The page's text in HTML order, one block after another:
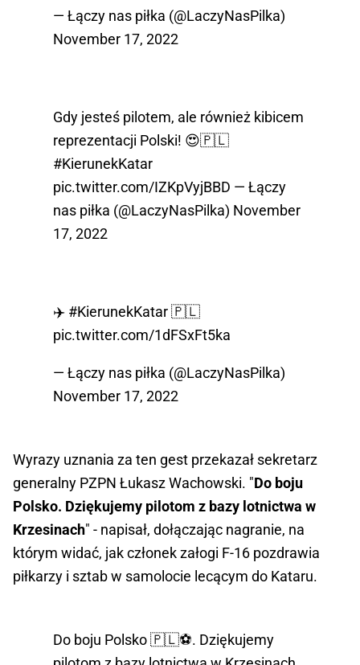
— Łączy nas piłka (@LaczyNasPilka)
November 17, 2022
Gdy jesteś pilotem, ale również kibicem
reprezentacji Polski! 😍🇵🇱
#KierunekKatar
pic.twitter.com/IZKpVyjBBD — Łączy
nas piłka (@LaczyNasPilka) November
17, 2022
✈️ #KierunekKatar🇵🇱
pic.twitter.com/1dFSxFt5ka
— Łączy nas piłka (@LaczyNasPilka)
November 17, 2022
Wyrazy uznania za ten gest przekazał sekretarz
generalny PZPN Łukasz Wachowski. "Do boju
Polsko. Dziękujemy pilotom z bazy lotnictwa w
Krzesinach" - napisał, dołączając nagranie, na
którym widać, jak członek załogi F-16 pozdrawia
piłkarzy i sztab w samolocie lecącym do Kataru.
Do boju Polsko 🇵🇱⚽️. Dziękujemy